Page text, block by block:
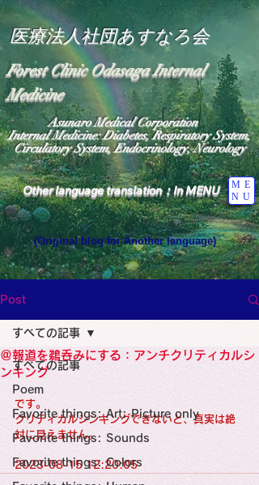
医療法人社団あすなろ会
Forest Clinic Odasaga Internal
Medicine
Other language translation：In MENU
ME
NU
Asunaro Medical Corporation
Internal Medicine: Diabetes, Respiratory System,
Circulatory System, Endocrinology, Neurology
(Original blog for Another language)
Heavens: Beyond the Universe: The World
the God of Light Resides"
Medicine Specialist
Specialist
Wide Blog
Medicine
Religion
Post
すべての記事
Poem
Favorite things: Art: Picture only
Favorite things: Sounds
Favorite things: Colors
すべての記事
＠報道を鵜呑みにする：アンチクリティカルシ
ンキング
です。
クリティカルシンキングできないと、真実は絶
対に見えません。
2023-08-15 12:20:05